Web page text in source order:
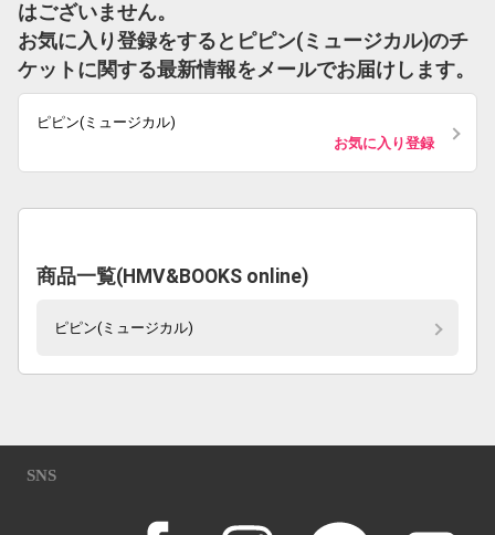
はございません。
お気に入り登録をするとピピン(ミュージカル)のチ
ケットに関する最新情報をメールでお届けします。
ピピン(ミュージカル)
お気に入り登録
商品一覧(HMV&BOOKS online)
ピピン(ミュージカル)
SNS